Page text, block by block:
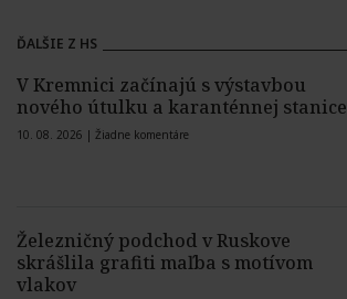
ĎALŠIE Z HS
V Kremnici začínajú s výstavbou
nového útulku a karanténnej stanice
10. 08. 2026 | Žiadne komentáre
Železničný podchod v Ruskove
skrášlila grafiti maľba s motívom
vlakov